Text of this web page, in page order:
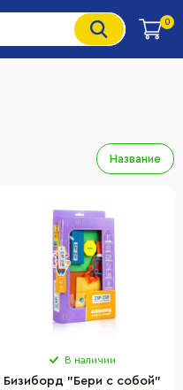
0
Название
В наличии
Бизиборд "Бери с собой"